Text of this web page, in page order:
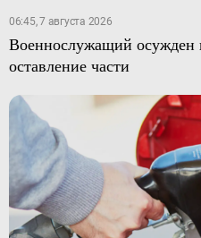
06:45, 7 августа 2026
Военнослужащий осужден
оставление части